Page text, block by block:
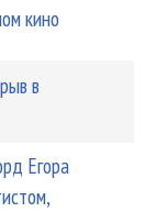
кино
в
Егора